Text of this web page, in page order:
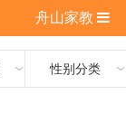
舟山家教
性别分类